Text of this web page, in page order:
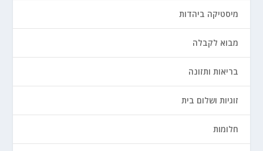
מיסטיקה ביהדות
מבוא לקבלה
בריאות ותזונה
זוגיות ושלום בית
חלומות